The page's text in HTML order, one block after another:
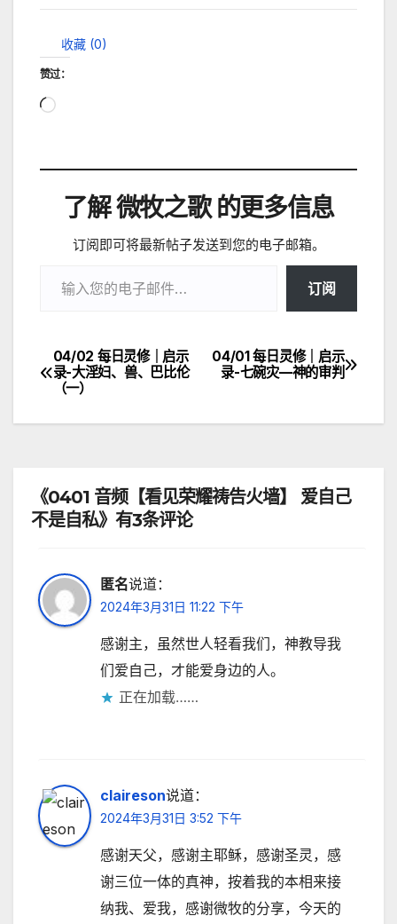
收藏 (0)
赞过：
正
载…
了解 微牧之歌 的更多信息
订阅即可将最新帖子发送到您的电子邮箱。
订阅
文
章
04/01 每日灵修｜启示
录-七碗灾—神的审判
04/02 每日灵修｜启示
录-大淫妇、兽、巴比伦
（一）
《0401 音频【看见荣耀祷告火墙】 爱自己
不是自私》有3条评论
匿名说道：
2024年3月31日 11:22 下午
感谢主，虽然世人轻看我们，神教导我
们爱自己，才能爱身边的人。
正在加载……
claireson说道：
2024年3月31日 3:52 下午
感谢天父，感谢主耶稣，感谢圣灵，感
谢三位一体的真神，按着我的本相来接
纳我、爱我，感谢微牧的分享，今天的